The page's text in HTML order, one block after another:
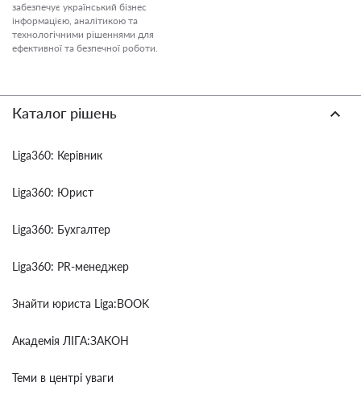
забезпечує український бізнес
інформацією, аналітикою та
технологічними рішеннями для
ефективної та безпечної роботи.
Каталог рішень
Liga360: Керівник
Liga360: Юрист
Liga360: Бухгалтер
Liga360: PR-менеджер
Знайти юриста Liga:BOOK
Академія ЛІГА:ЗАКОН
Теми в центрі уваги